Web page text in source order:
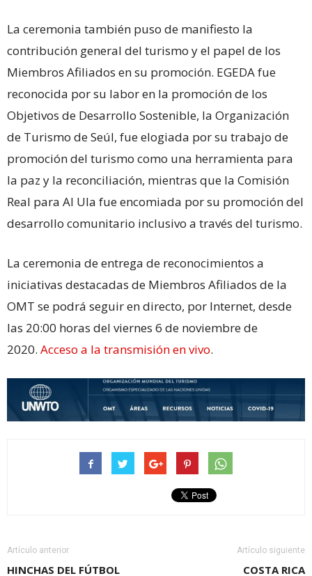
La ceremonia también puso de manifiesto la
contribución general del turismo y el papel de los
Miembros Afiliados en su promoción. EGEDA fue
reconocida por su labor en la promoción de los
Objetivos de Desarrollo Sostenible, la Organización
de Turismo de Seúl, fue elogiada por su trabajo de
promoción del turismo como una herramienta para
la paz y la reconciliación, mientras que la Comisión
Real para Al Ula fue encomiada por su promoción del
desarrollo comunitario inclusivo a través del turismo.
La ceremonia de entrega de reconocimientos a
iniciativas destacadas de Miembros Afiliados de la
OMT se podrá seguir en directo, por Internet, desde
las 20:00 horas del viernes 6 de noviembre de
2020. Acceso a la transmisión en vivo.
Artículo anterior
HINCHAS DEL FÚTBOL
Artículo siguiente
COSTA RICA